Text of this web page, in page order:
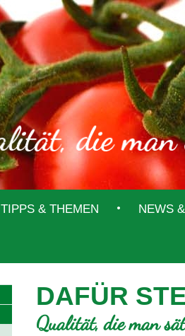
TIPPS & THEMEN NEWS
DAFÜR
Qualität, die man